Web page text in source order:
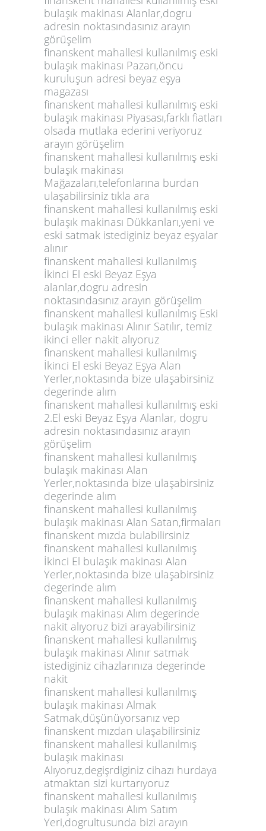
bulaşık makinası Alanlar,dogru
adresin noktasındasınız arayın
görüşelim
finanskent mahallesi kullanılmış eski
bulaşık makinası Pazarı,öncu
kuruluşun adresi beyaz eşya
magazası
finanskent mahallesi kullanılmış eski
bulaşık makinası Piyasası,farklı fiatları
olsada mutlaka ederini veriyoruz
arayın görüşelim
finanskent mahallesi kullanılmış eski
bulaşık makinası
Mağazaları,telefonlarına burdan
ulaşabilirsiniz tıkla ara
finanskent mahallesi kullanılmış eski
bulaşık makinası Dükkanları,yeni ve
eski satmak istediginiz beyaz eşyalar
alınır
finanskent mahallesi kullanılmış
İkinci El eski Beyaz Eşya
alanlar,dogru adresin
noktasındasınız arayın görüşelim
finanskent mahallesi kullanılmış Eski
bulaşık makinası Alınır Satılır, temiz
ikinci eller nakit alıyoruz
finanskent mahallesi kullanılmış
İkinci El eski Beyaz Eşya Alan
Yerler,noktasında bize ulaşabirsiniz
degerinde alım
finanskent mahallesi kullanılmış eski
2.El eski Beyaz Eşya Alanlar, dogru
adresin noktasındasınız arayın
görüşelim
finanskent mahallesi kullanılmış
bulaşık makinası Alan
Yerler,noktasında bize ulaşabirsiniz
degerinde alım
finanskent mahallesi kullanılmış
bulaşık makinası Alan Satan,firmaları
finanskent mızda bulabilirsiniz
finanskent mahallesi kullanılmış
İkinci El bulaşık makinası Alan
Yerler,noktasında bize ulaşabirsiniz
degerinde alım
finanskent mahallesi kullanılmış
bulaşık makinası Alım degerinde
nakit alıyoruz bizi arayabilirsiniz
finanskent mahallesi kullanılmış
bulaşık makinası Alınır satmak
istediginiz cihazlarınıza degerinde
nakit
finanskent mahallesi kullanılmış
bulaşık makinası Almak
Satmak,düşünüyorsanız vep
finanskent mızdan ulaşabilirsiniz
finanskent mahallesi kullanılmış
bulaşık makinası
Alıyoruz,degişrdiginiz cihazı hurdaya
atmaktan sizi kurtarıyoruz
finanskent mahallesi kullanılmış
bulaşık makinası Alım Satım
Yeri,dogrultusunda bizi arayın